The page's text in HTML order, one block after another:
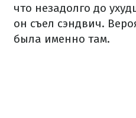
что незадолго до
он съел сэндвич.
была именно там.